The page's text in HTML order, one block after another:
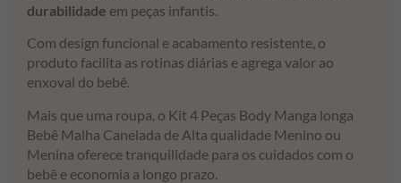
durabilidade em peças infantis.
Com design funcional e acabamento resistente, o
produto facilita as rotinas diárias e agrega valor ao
enxoval do bebê.
Mais que uma roupa, o Kit 4 Peças Body Manga longa
Bebê Malha Canelada de Alta qualidade Menino ou
Menina oferece tranquilidade para os cuidados com o
bebê e economia a longo prazo.